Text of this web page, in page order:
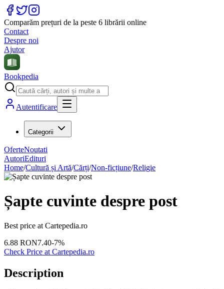
Comparăm prețuri de la peste 6 librării online
Contact
Despre noi
Ajutor
Bookpedia
Autentificare
Categorii
OferteNoutati
AutoriEdituri
Home/Cultură și Artă/Cărți/Non-ficțiune/Religie
Șapte cuvinte despre post
Best price at Cartepedia.ro
6.88 RON7.40-7%
Check Price at Cartepedia.ro
Description